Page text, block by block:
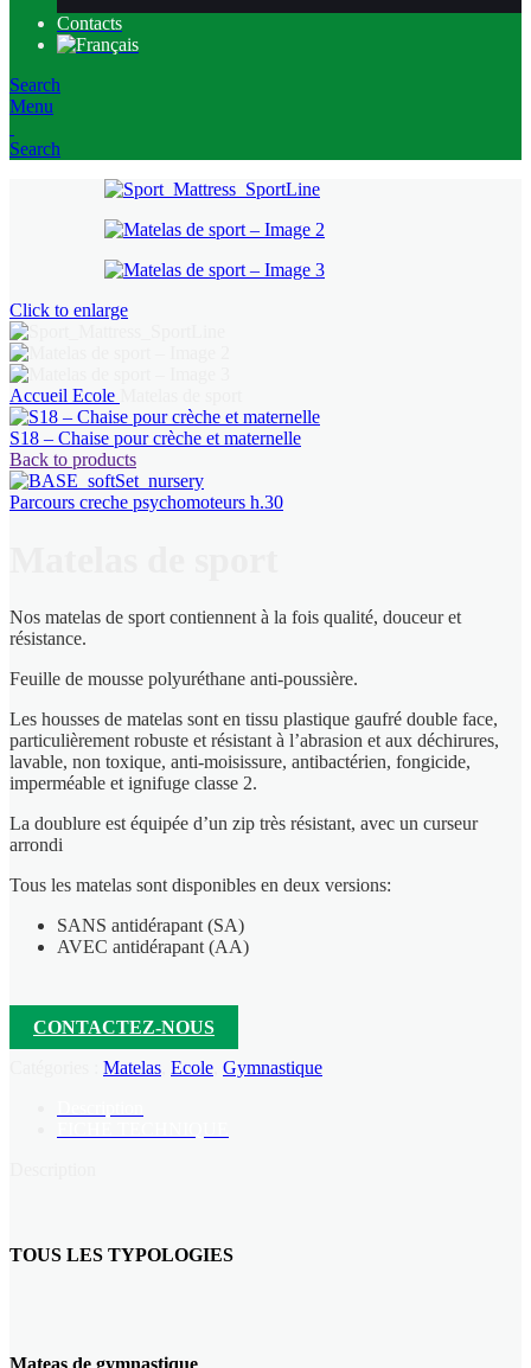
Contacts
Search
Menu
Search
Click to enlarge
Accueil Ecole
S18 – Chaise pour crèche et maternelle
Back to products
Parcours creche psychomoteurs h.30
Nos matelas de sport contiennent à la fois qualité, douceur et
résistance.
Feuille de mousse polyuréthane anti-poussière.
Les housses de matelas sont en tissu plastique gaufré double face,
particulièrement robuste et résistant à l’abrasion et aux déchirures,
lavable, non toxique, anti-moisissure, antibactérien, fongicide,
imperméable et ignifuge classe 2.
La doublure est équipée d’un zip très résistant, avec un curseur
arrondi
Tous les matelas sont disponibles en deux versions:
SANS antidérapant (SA)
AVEC antidérapant (AA)
CONTACTEZ-NOUS
Matelas Ecole Gymnastique
TOUS LES TYPOLOGIES